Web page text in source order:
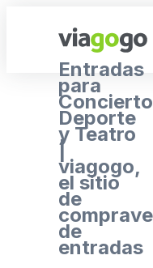
Entradas
para
Deporte
y Teatro
|
viagogo,
el sitio
de
de
entradas